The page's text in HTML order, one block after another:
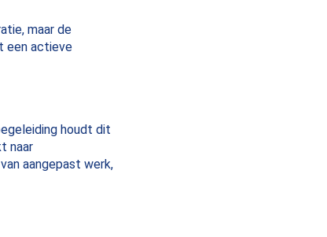
maar de
een actieve
houdt dit
naar
aangepast werk,